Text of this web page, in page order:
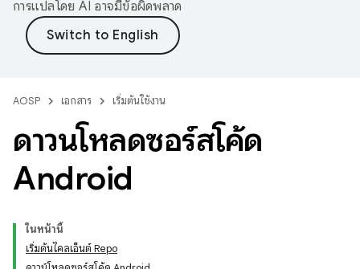
การแปลโดย AI อาจมีข้อผิดพลาด
AOSP เอกสาร เริ่มต้นใช้งาน
ดาวน์โหลดซอร์สโค้ด
Android
ในหน้านี้
เริ่มต้นไคลเอ็นต์ Repo